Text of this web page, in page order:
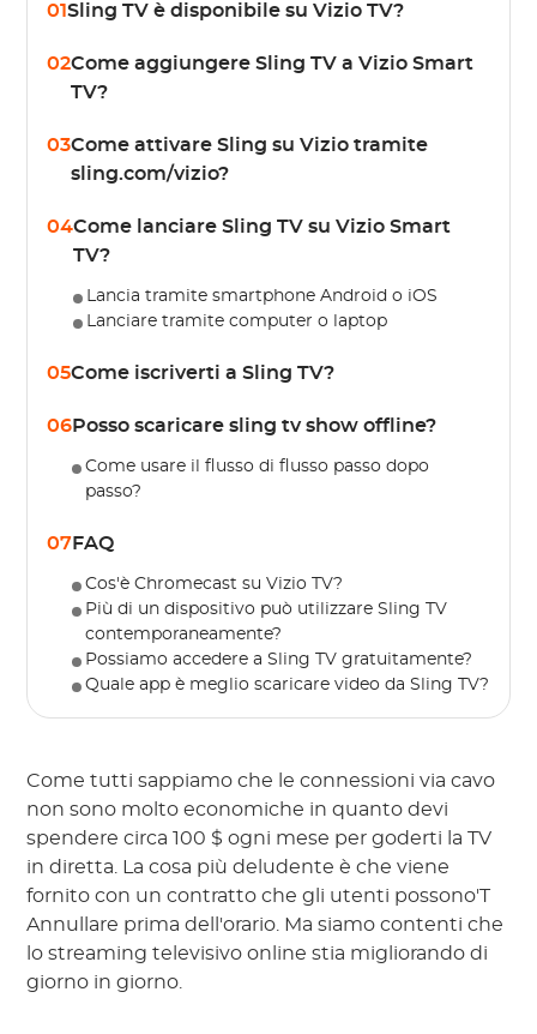
01Sling TV è disponibile su Vizio TV?
02Come aggiungere Sling TV a Vizio Smart
TV?
03Come attivare Sling su Vizio tramite
sling.com/vizio?
04Come lanciare Sling TV su Vizio Smart
TV?
Lancia tramite smartphone Android o iOS
Lanciare tramite computer o laptop
05Come iscriverti a Sling TV?
06Posso scaricare sling tv show offline?
Come usare il flusso di flusso passo dopo
passo?
07FAQ
Cos'è Chromecast su Vizio TV?
Più di un dispositivo può utilizzare Sling TV
contemporaneamente?
Possiamo accedere a Sling TV gratuitamente?
Quale app è meglio scaricare video da Sling TV?
Come tutti sappiamo che le connessioni via cavo
non sono molto economiche in quanto devi
spendere circa 100 $ ogni mese per goderti la TV
in diretta. La cosa più deludente è che viene
fornito con un contratto che gli utenti possono'T
Annullare prima dell'orario. Ma siamo contenti che
lo streaming televisivo online stia migliorando di
giorno in giorno.